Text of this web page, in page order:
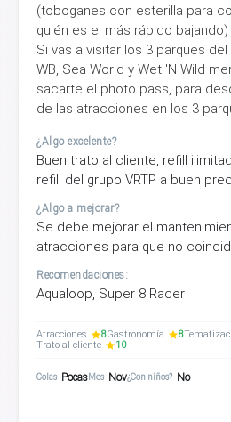
(toboganes con esterilla para
quién es el más rápido bajando)
Si vas a visitar los 3 parques
WB, Sea World y Wet 'N Wild
sacarte el photo pass, para
de las atracciones en los 3
¿Algo excelente?
Buen trato al cliente, refill
refill del grupo VRTP a buen
¿Algo a mejorar?
Se debe mejorar el
atracciones para que no
Recomendaciones:
Aqualoop, Super 8 Racer
Atracciones 8Gastronomía 8
Trato al cliente
10
Colas PocasMes Nov¿Con niños? No